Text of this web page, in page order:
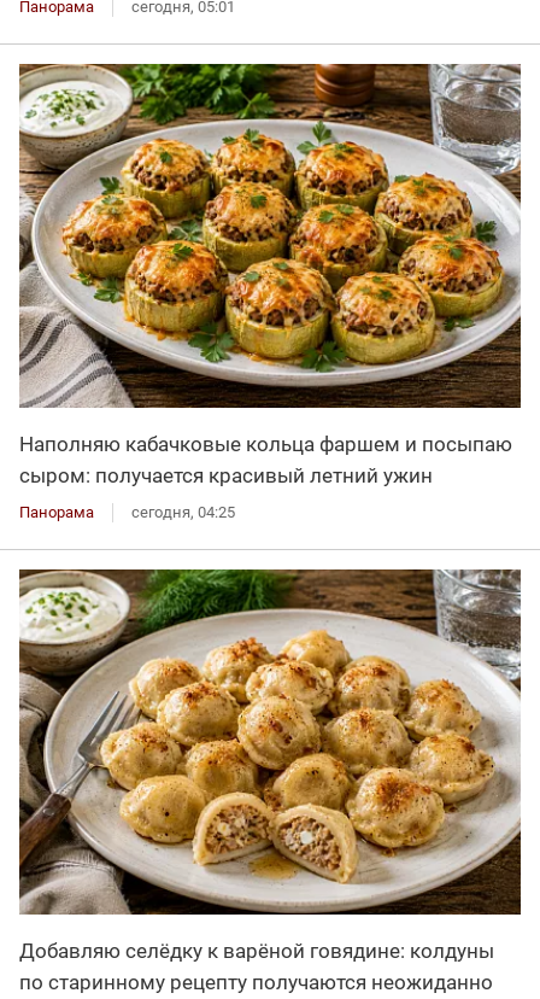
Панорама сегодня, 05:01
Наполняю кабачковые кольца фаршем и посыпаю
сыром: получается красивый летний ужин
Панорама сегодня, 04:25
Добавляю селёдку к варёной говядине: колдуны
по старинному рецепту получаются неожиданно